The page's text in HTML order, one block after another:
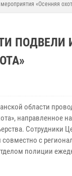
«Осенняя
ПОДВЕЛИ
области
направленное
Сотрудники
совместно с
полиции